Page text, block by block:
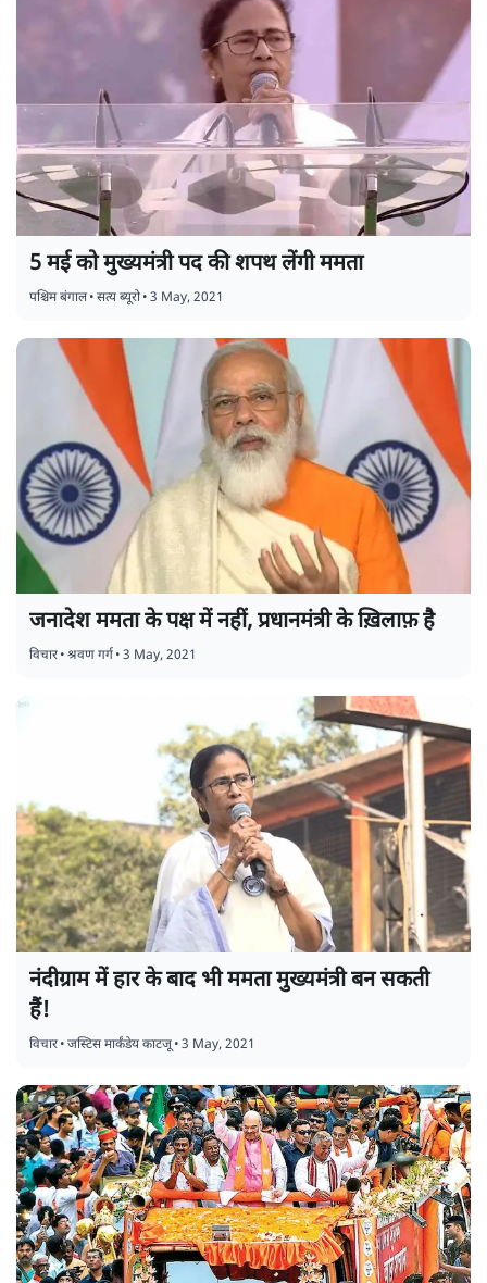
5 मई को मुख्यमंत्री पद की शपथ लेंगी ममता
पश्चिम बंगाल•सत्य ब्यूरो•3 May, 2021
जनादेश ममता के पक्ष में नहीं, प्रधानमंत्री के ख़िलाफ़ है
विचार•श्रवण गर्ग•3 May, 2021
नंदीग्राम में हार के बाद भी ममता मुख्यमंत्री बन सकती
हैं!
विचार•जस्टिस मार्कंडेय काटजू•3 May, 2021